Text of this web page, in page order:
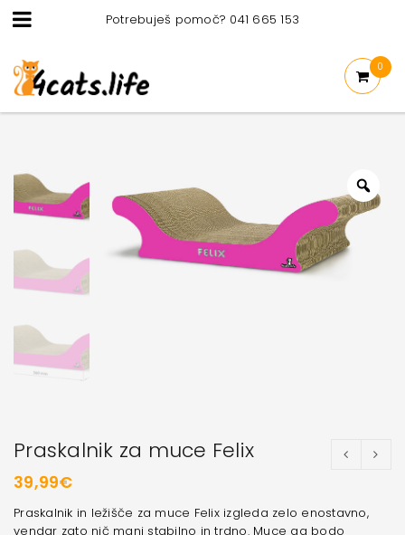
Potrebuješ pomoč? 041 665 153
0
Praskalnik za muce Felix
39,99€
Praskalnik in ležišče za muce Felix izgleda zelo enostavno,
vendar zato nič manj stabilno in trdno. Muce ga bodo